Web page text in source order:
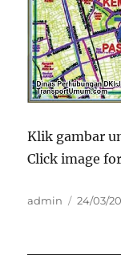
Klik gambar
Click image
Author
admin
Posted
24/03/